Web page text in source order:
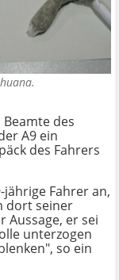
des
A9 ein
des Fahrers
Fahrer an,
dort seiner
Aussage, er sei
unterzogen
so ein